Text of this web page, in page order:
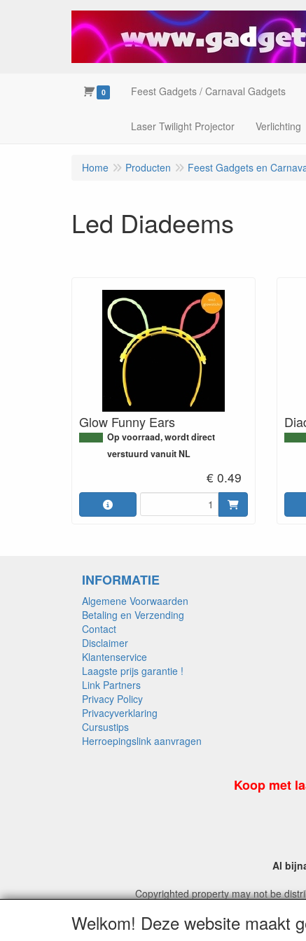
0 Feest Gadgets / Carnaval Gadgets
Laser Twilight Projector Verlichting
Home Producten Feest Gadgets en
Led Diadeems
Glow Funny Ears
Op voorraad, wordt direct
verstuurd vanuit NL
€ 0.49
INFORMATIE
Algemene Voorwaarden
Betaling en Verzending
Contact
Disclaimer
Klantenservice
Laagste prijs garantie !
Link Partners
Privacy Policy
Privacyverklaring
Cursustips
Herroepingslink aanvragen
Koop met
Al
Copyrighted property may not be
Welkom! Deze website maakt